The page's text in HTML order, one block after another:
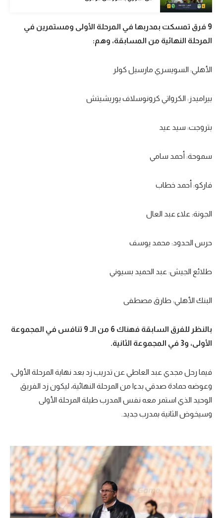
ركن الألعاب
أقسام خاصة
ميركاتو
تحقيق في الجول
حكايات في الجول
9 فرق تمسكت بمدربها في المرحلة الأولى ومستمرين في
المرحلة النهائية من المسابقة، وهم:
الأهلي: السويسري مارسيل كولر
بيراميدز: الكرواتي كرونوسلاف يوريشيتش
بتروجت: سيد عيد
سموحة: أحمد سامي
فاركو: أحمد خطاب
الجونة: علاء عبد العال
حرس الحدود: محمد يوسف
طلائع الجيش: عبد الحميد بسيوني
البنك الأهلي: طارق مصطفى
بالنظر للفرق السابقة فهناك 6 من الـ 9 تنافس في المجموعة
الأولى، و3 في المجموعة الثانية.
فيما رحل مجدي عبد العاطي عن تدريب زد بعد نهاية المرحلة الأولى،
وعوضه حمادة صدقي بدءا من المرحلة النهائية، ليكون زد الفريق
الوحيد الذي استمر معه نفس المدرب طيلة المرحلة الأولى
وسيخوض الثانية بمدرب جديد.